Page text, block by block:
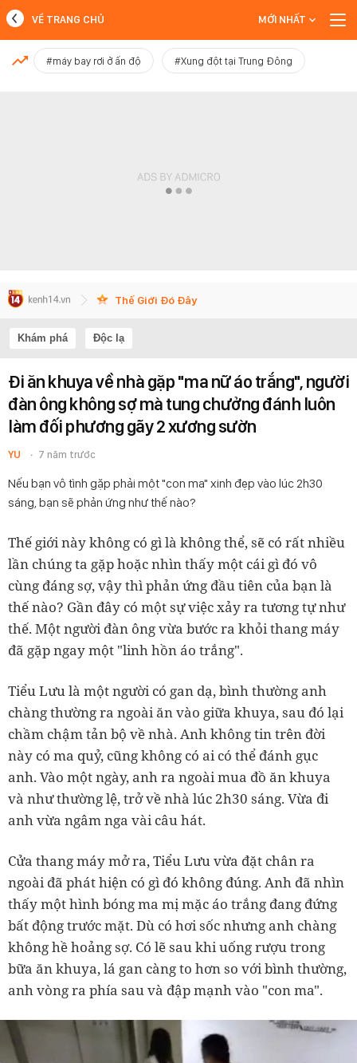
MỚI NHẤT
VỀ TRANG CHỦ MỚI NHẤT
#máy bay rơi ở ấn độ #Xung đột tại Trung Đông
Thế Giới Đó Đây
Khám phá Độc lạ
Đi ăn khuya về nhà gặp "ma nữ áo trắng", người
đàn ông không sợ mà tung chưởng đánh luôn
làm đối phương gãy 2 xương sườn
YU 7 năm trước
Nếu bạn vô tình gặp phải một "con ma" xinh đẹp vào lúc 2h30
sáng, bạn sẽ phản ứng như thế nào?
Thế giới này không có gì là không thể, sẽ có rất nhiều
lần chúng ta gặp hoặc nhìn thấy một cái gì đó vô
cùng đáng sợ, vậy thì phản ứng đầu tiên của bạn là
thế nào? Gần đây có một sự việc xảy ra tương tự như
thế. Một người đàn ông vừa bước ra khỏi thang máy
đã gặp ngay một "linh hồn áo trắng".
Tiểu Lưu là một người có gan dạ, bình thường anh
chàng thường ra ngoài ăn vào giữa khuya, sau đó lại
chầm chậm tản bộ về nhà. Anh không tin trên đời
này có ma quỷ, cũng không có ai có thể đánh gục
anh. Vào một ngày, anh ra ngoài mua đồ ăn khuya
và như thường lệ, trở về nhà lúc 2h30 sáng. Vừa đi
anh vừa ngâm nga vài câu hát.
Cửa thang máy mở ra, Tiểu Lưu vừa đặt chân ra
ngoài đã phát hiện có gì đó không đúng. Anh đã nhìn
thấy một hình bóng ma mị mặc áo trắng đang đứng
bất động trước mặt. Dù có hơi sốc nhưng anh chàng
không hề hoảng sợ. Có lẽ sau khi uống rượu trong
bữa ăn khuya, lá gan càng to hơn so với bình thường,
anh vòng ra phía sau và đập mạnh vào "con ma".